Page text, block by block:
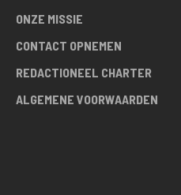
ONZE MISSIE
CONTACT OPNEMEN
REDACTIONEEL CHARTER
ALGEMENE VOORWAARDEN